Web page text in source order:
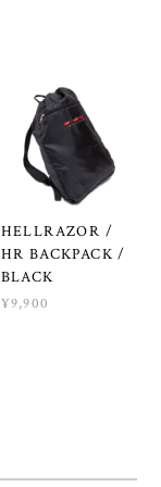
HELLRAZOR /
HR BACKPACK /
BLACK
¥9,900